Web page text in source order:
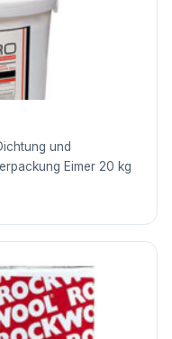
und
Eimer 20 kg